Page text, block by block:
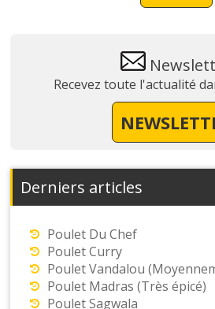
Recevez toute l'actualité
Derniers articles
Poulet Du Chef
Poulet Curry
Poulet Vandalou
Poulet Madras (Très épicé)
Poulet Sagwala